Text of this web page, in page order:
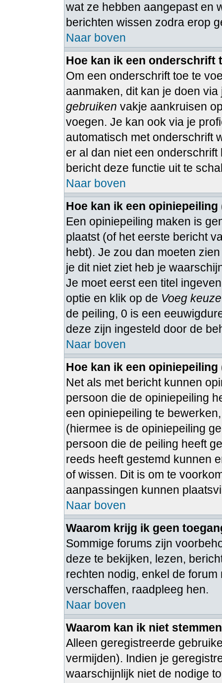
wat ze hebben aangepast en
berichten wissen zodra erop
Naar boven
Hoe kan ik een onderschrift
Om een onderschrift toe te
aanmaken, dit kan je doen
gebruiken vakje aankruisen
voegen. Je kan ook via je
automatisch met onderschrift
er al dan niet een
bericht deze functie uit te
Naar boven
Hoe kan ik een
Een opiniepeiling maken is
plaatst (of het eerste bericht
hebt). Je zou dan moeten
je dit niet ziet heb je
Je moet eerst een titel
optie en klik op de Voeg
de peiling, 0 is een
deze zijn ingesteld door de
Naar boven
Hoe kan ik een
Net als met bericht kunnen
persoon die de opiniepeiling
een opiniepeiling te
(hiermee is de opiniepeiling
persoon die de peiling heeft
reeds heeft gestemd kunnen
of wissen. Dit is om te
aanpassingen kunnen
Naar boven
Waarom krijg ik geen
Sommige forums zijn
deze te bekijken, lezen,
rechten nodig, enkel de
verschaffen, raadpleeg hen.
Naar boven
Waarom kan ik niet
Alleen geregistreerde
vermijden). Indien je
waarschijnlijk niet de nodige